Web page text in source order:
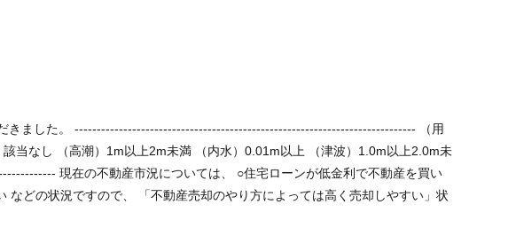
（用
当なし （高潮）1m以上2m未満 （内水）0.01m以上 （津波）1.0m以上2.0m未